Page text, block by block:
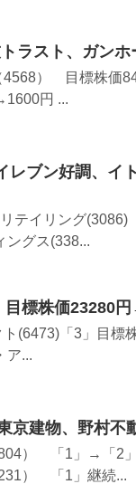
ラスト、ガンホ
4568） 目標株価
円 ...
レブン好調、イ
テイリング(3086)
ングス(338...
目標株価23280
(6473)「3」目標
ア...
京建物、野村不
） 「1」→「2
） 「1」継続...